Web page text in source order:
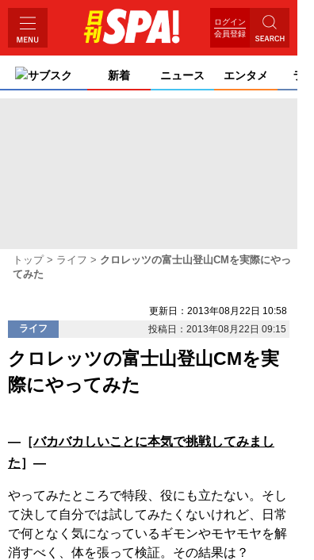
ログイン
会員登録
サブスク 新着 ニュース エンタメ ライ
トップ ライフ
クロレッツの富士山登山CMを実際にやっ
てみた
更新日：2013年08月22日 10:58
ライフ
投稿日：2013年08月22日 09:15
クロレッツの富士山登山CMを実
際にやってみた
―［バカバカしいことに本気で挑戦してみまし
た］―
やってみたところで特段、役にも立たない。そし
て決して自分では試してみたくないけれど、日常
で何となく気になっているギモンやモヤモヤを解
消すべく、体を張って検証。その結果は？